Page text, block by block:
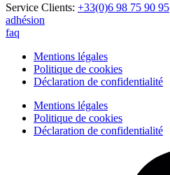
Service Clients: +33(0)6 98 75 90 95
adhésion
faq
Mentions légales
Politique de cookies
Déclaration de confidentialité
Mentions légales
Politique de cookies
Déclaration de confidentialité